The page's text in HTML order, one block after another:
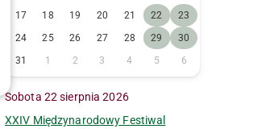
17
18 19 20 21 22
23
24
25 26 27 28 29
30
31
1 2 3 4 5 6
Sobota 22 sierpnia 2026
XXIV Międzynarodowy Festiwal